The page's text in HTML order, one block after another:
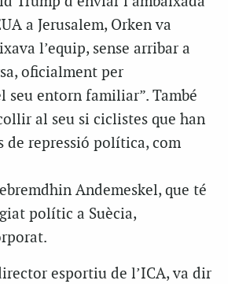
a Jerusalem, Orken va
l’equip, sense arribar a
oficialment per
seu entorn familiar”. També
al seu si ciclistes que han
de repressió política, com
Andemeskel, que té
polític a Suècia,
esportiu de l’ICA, va dir